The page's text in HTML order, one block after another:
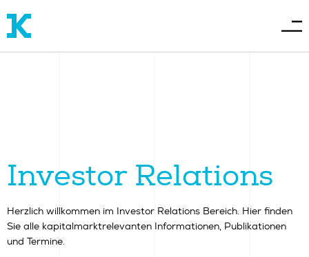
Investor Relations
Herzlich willkommen im Investor Relations Bereich. Hier finden
Sie alle kapitalmarktrelevanten Informationen, Publikationen
und Termine.